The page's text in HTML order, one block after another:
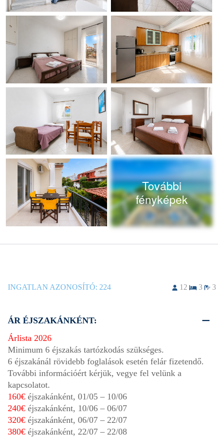
További
fényképek
INGATLAN AZONOSÍTÓ: 224 12 3 3
ÁR ÉJSZAKÁNKÉNT:
Árlista 2026
Minimum 6 éjszakás tartózkodás szükséges.
6 éjszakánál rövidebb foglalások esetén felár fizetendő.
További információért kérjük, vegye fel velünk a
kapcsolatot.
160€ éjszakánként, 01/05 – 10/06
240€ éjszakánként, 10/06 – 06/07
320€ éjszakánként, 06/07 – 22/07
380€ éjszakánként, 22/07 – 22/08